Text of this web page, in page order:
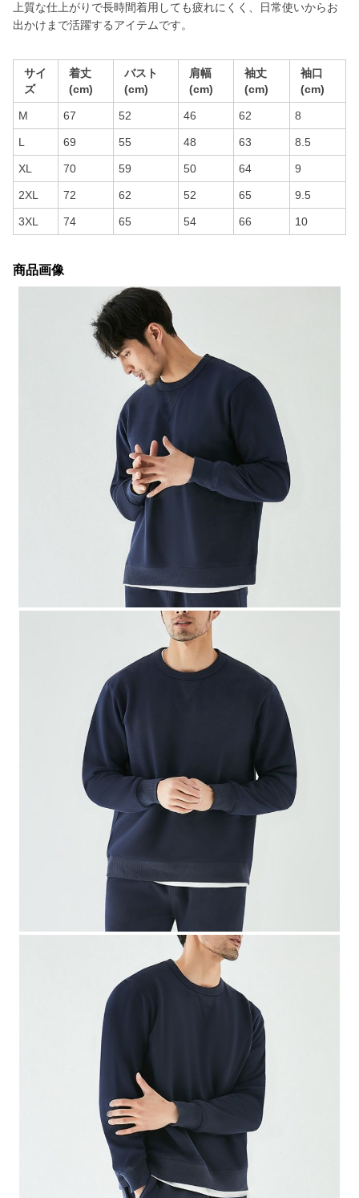
上質な仕上がりで長時間着用しても疲れにくく、日常使いからお
出かけまで活躍するアイテムです。
サイ
ズ
着丈
(cm)
バスト
(cm)
肩幅
(cm)
袖丈
(cm)
袖口
(cm)
M 67 52 46 62 8
L 69 55 48 63 8.5
XL 70 59 50 64 9
2XL 72 62 52 65 9.5
3XL 74 65 54 66 10
商品画像